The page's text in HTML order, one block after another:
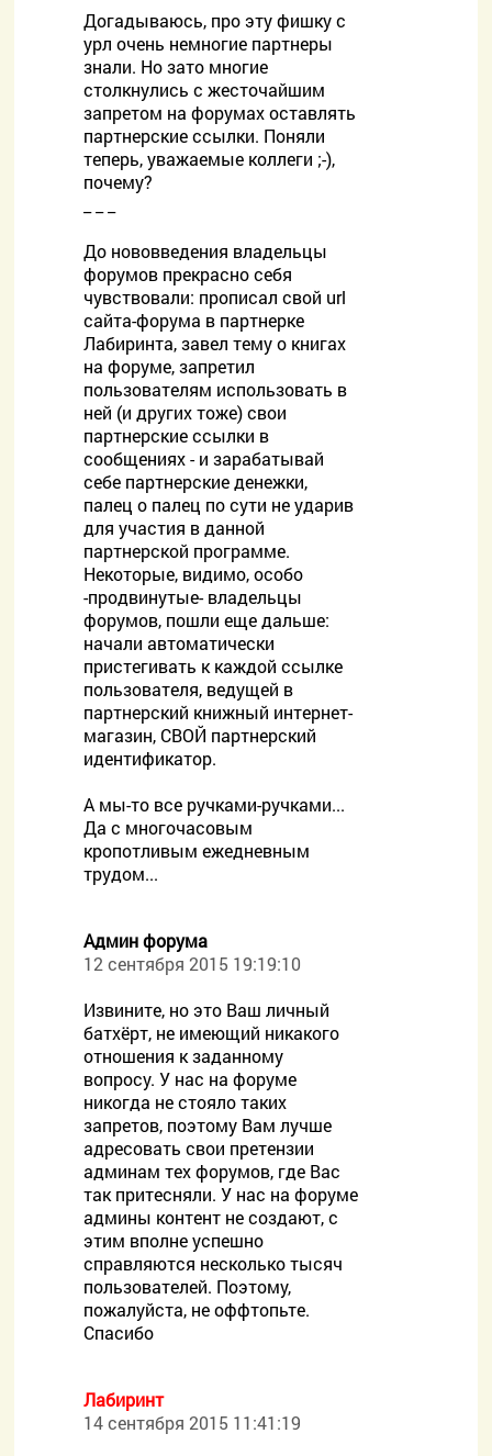
Догадываюсь, про эту фишку с
урл очень немногие партнеры
знали. Но зато многие
столкнулись с жесточайшим
запретом на форумах оставлять
партнерские ссылки. Поняли
теперь, уважаемые коллеги ;-),
почему?
До нововведения владельцы
форумов прекрасно себя
чувствовали: прописал свой url
сайта-форума в партнерке
Лабиринта, завел тему о книгах
на форуме, запретил
пользователям использовать в
ней (и других тоже) свои
партнерские ссылки в
сообщениях - и зарабатывай
себе партнерские денежки,
палец о палец по сути не ударив
для участия в данной
партнерской программе.
Некоторые, видимо, особо
-продвинутые- владельцы
форумов, пошли еще дальше:
начали автоматически
пристегивать к каждой ссылке
пользователя, ведущей в
партнерский книжный интернет-
магазин, СВОЙ партнерский
идентификатор.
А мы-то все ручками-ручками...
Да с многочасовым
кропотливым ежедневным
трудом...
Админ форума
12 сентября 2015 19:19:10
Извините, но это Ваш личный
батхёрт, не имеющий никакого
отношения к заданному
вопросу. У нас на форуме
никогда не стояло таких
запретов, поэтому Вам лучше
адресовать свои претензии
админам тех форумов, где Вас
так притесняли. У нас на форуме
админы контент не создают, с
этим вполне успешно
справляются несколько тысяч
пользователей. Поэтому,
пожалуйста, не оффтопьте.
Спасибо
Лабиринт
14 сентября 2015 11:41:19